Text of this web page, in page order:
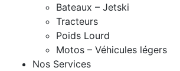
Bateaux – Jetski
Tracteurs
Poids Lourd
Motos – Véhicules légers
Nos Services